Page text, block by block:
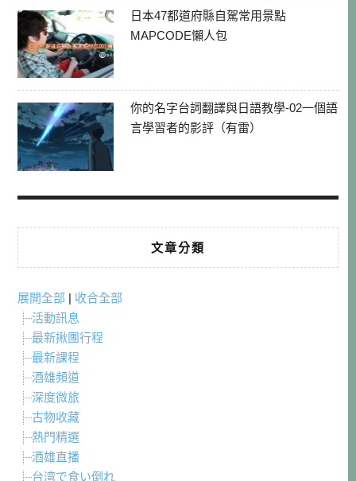
日本47都道府縣自駕常用景點
MAPCODE懶人包
你的名字台詞翻譯與日語教學-02一個語
言學習者的影評（有雷）
文章分類
展開全部 | 收合全部
活動訊息
最新揪團行程
最新課程
酒雄頻道
深度微旅
古物收藏
熱門精選
酒雄直播
台湾で食い倒れ